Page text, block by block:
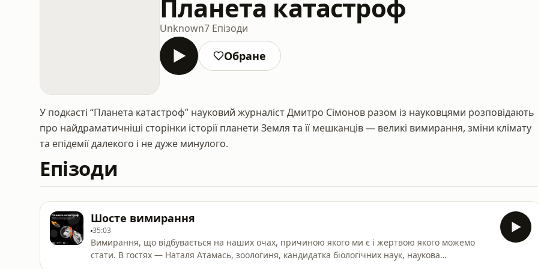
Планета катастроф
Unknown7 Епізоди
Обране
У подкасті “Планета катастроф” науковий журналіст Дмитро Сімонов разом із науковцями розповідають
про найдраматичніші сторінки історії планети Земля та її мешканців — великі вимирання, зміни клімату
та епідемії далекого і не дуже минулого.
Епізоди
Шосте вимирання
35:03
Вимирання, що відбувається на наших очах, причиною якого ми є і жертвою якого можемо
стати. В гостях — Наталя Атамась, зоологиня, кандидатка біологічних наук, наукова